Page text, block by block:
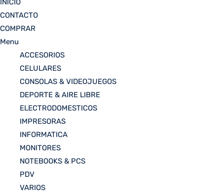
INICIO
CONTACTO
COMPRAR
Menu
ACCESORIOS
CELULARES
CONSOLAS & VIDEOJUEGOS
DEPORTE & AIRE LIBRE
ELECTRODOMESTICOS
IMPRESORAS
INFORMATICA
MONITORES
NOTEBOOKS & PCS
PDV
VARIOS